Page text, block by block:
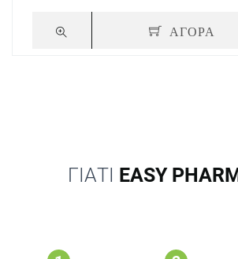
ΑΓΟΡΑ
ΓΙΑΤΙ EASY